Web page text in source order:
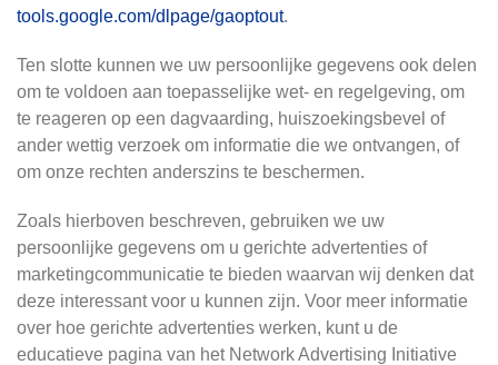
tools.google.com/dlpage/gaoptout.
Ten slotte kunnen we uw persoonlijke gegevens ook delen
om te voldoen aan toepasselijke wet- en regelgeving, om
te reageren op een dagvaarding, huiszoekingsbevel of
ander wettig verzoek om informatie die we ontvangen, of
om onze rechten anderszins te beschermen.
Zoals hierboven beschreven, gebruiken we uw
persoonlijke gegevens om u gerichte advertenties of
marketingcommunicatie te bieden waarvan wij denken dat
deze interessant voor u kunnen zijn. Voor meer informatie
over hoe gerichte advertenties werken, kunt u de
educatieve pagina van het Network Advertising Initiative